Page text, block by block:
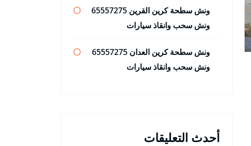
ونش سطحة كرين القرين 65557275
ونش سحب وانقاذ سيارات
ونش سطحة كرين العدان 65557275
ونش سحب وانقاذ سيارات
أحدث التعليقات